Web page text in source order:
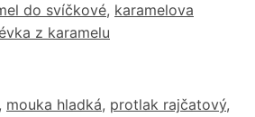
do svíčkové, karamelova
z karamelu
, mouka hladká, protlak rajčatový,